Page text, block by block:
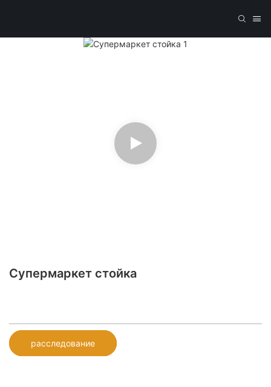
Супермаркет стойка
расследование